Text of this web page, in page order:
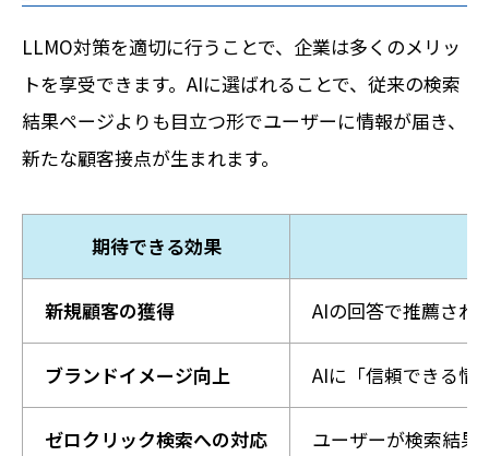
LLMO対策を適切に行うことで、企業は多くのメリッ
トを享受できます。AIに選ばれることで、従来の検索
結果ページよりも目立つ形でユーザーに情報が届き、
新たな顧客接点が生まれます。
期待できる効果
新規顧客の獲得 AIの回答で推薦され
ブランドイメージ向上 AIに「信頼できる情
ゼロクリック検索への対応 ユーザーが検索結果